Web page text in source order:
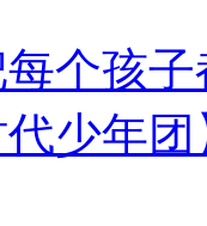
个孩
代少年